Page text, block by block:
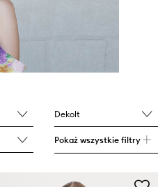
Dekolt
Pokaż wszystkie filtry